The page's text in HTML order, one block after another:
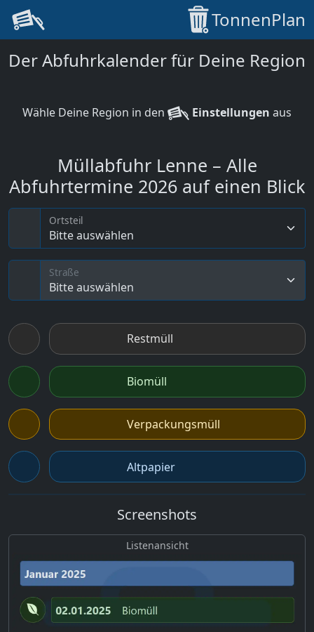
TonnenPlan
Der Abfuhrkalender für Deine Region
Wähle Deine Region in den Einstellungen aus
Müllabfuhr Lenne – Alle
Abfuhrtermine 2026 auf einen Blick
Bitte auswählen
Ortsteil
Bitte auswählen
Straße
Restmüll
Biomüll
Verpackungsmüll
Altpapier
Screenshots
Listenansicht